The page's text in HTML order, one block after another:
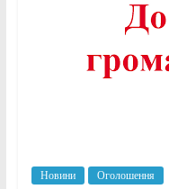
Новини Оголошення